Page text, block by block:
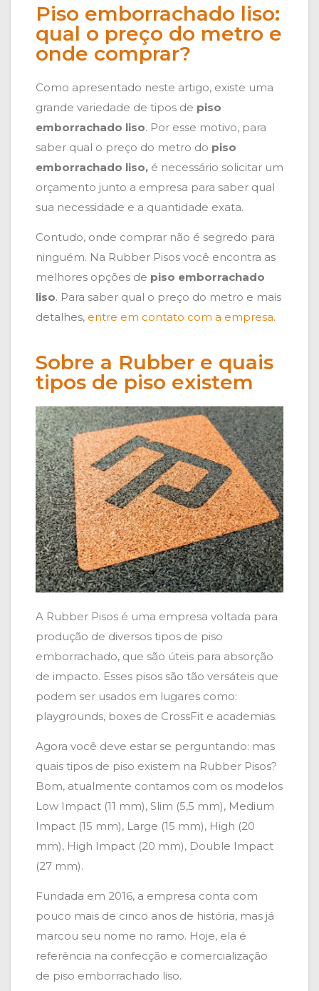
Piso emborrachado liso:
qual o preço do metro e
onde comprar?
Como apresentado neste artigo, existe uma
grande variedade de tipos de piso
emborrachado liso. Por esse motivo, para
saber qual o preço do metro do piso
emborrachado liso, é necessário solicitar um
orçamento junto a empresa para saber qual
sua necessidade e a quantidade exata.
Contudo, onde comprar não é segredo para
ninguém. Na Rubber Pisos você encontra as
melhores opções de piso emborrachado
liso. Para saber qual o preço do metro e mais
detalhes, entre em contato com a empresa.
Sobre a Rubber e quais
tipos de piso existem
A Rubber Pisos é uma empresa voltada para
produção de diversos tipos de piso
emborrachado, que são úteis para absorção
de impacto. Esses pisos são tão versáteis que
podem ser usados em lugares como:
playgrounds, boxes de CrossFit e academias.
Agora você deve estar se perguntando: mas
quais tipos de piso existem na Rubber Pisos?
Bom, atualmente contamos com os modelos
Low Impact (11 mm), Slim (5,5 mm), Medium
Impact (15 mm), Large (15 mm), High (20
mm), High Impact (20 mm), Double Impact
(27 mm).
Fundada em 2016, a empresa conta com
pouco mais de cinco anos de história, mas já
marcou seu nome no ramo. Hoje, ela é
referência na confecção e comercialização
de piso emborrachado liso.